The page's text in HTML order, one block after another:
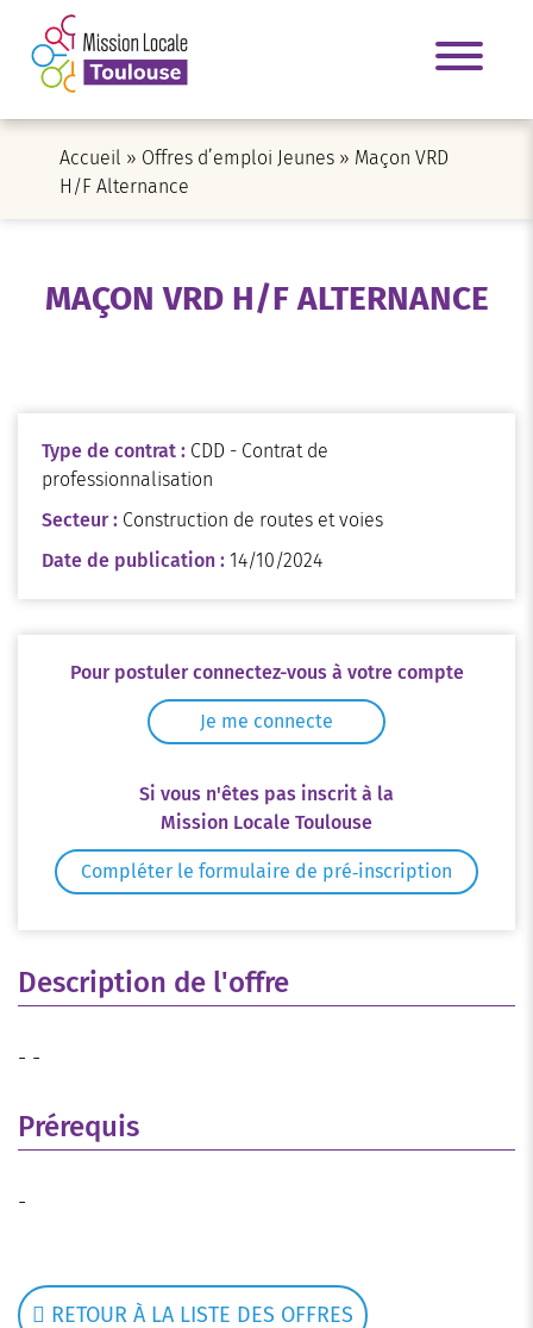
Accueil » Offres d’emploi Jeunes » Maçon VRD
H/F Alternance
MAÇON VRD H/F ALTERNANCE
Description de l'offre
- -
Prérequis
-
RETOUR À LA LISTE DES OFFRES
Type de contrat : CDD - Contrat de
professionnalisation
Secteur : Construction de routes et voies
Date de publication : 14/10/2024
Pour postuler connectez-vous à votre compte
Je me connecte
Si vous n'êtes pas inscrit à la
Mission Locale Toulouse
Compléter le formulaire de pré‑inscription